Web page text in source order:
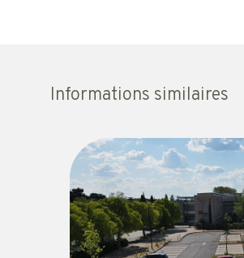
Informations similaires